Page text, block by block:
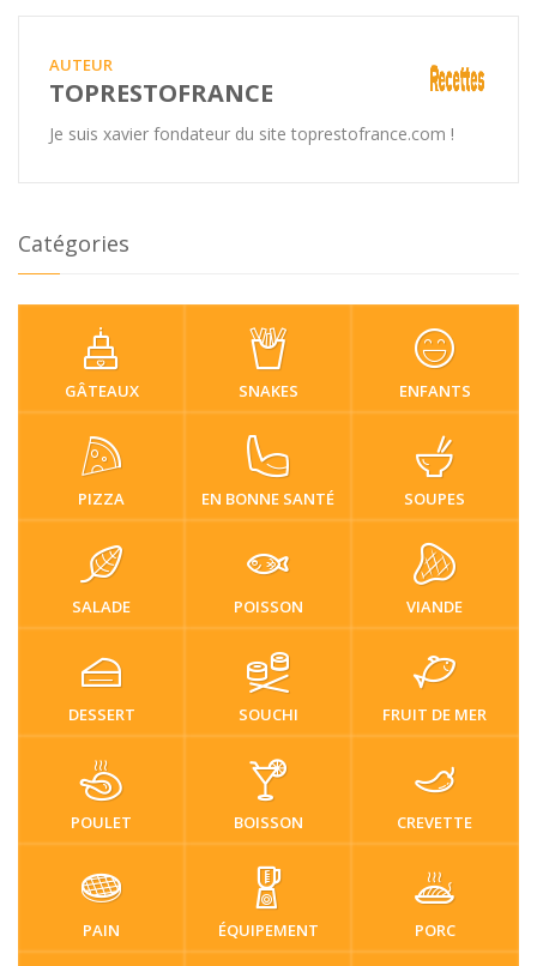
AUTEUR
TOPRESTOFRANCE
Je suis xavier fondateur du site toprestofrance.com !
Catégories
GÂTEAUX SNAKES ENFANTS
PIZZA EN BONNE SANTÉ SOUPES
SALADE POISSON VIANDE
DESSERT SOUCHI FRUIT DE MER
POULET BOISSON CREVETTE
PAIN ÉQUIPEMENT PORC